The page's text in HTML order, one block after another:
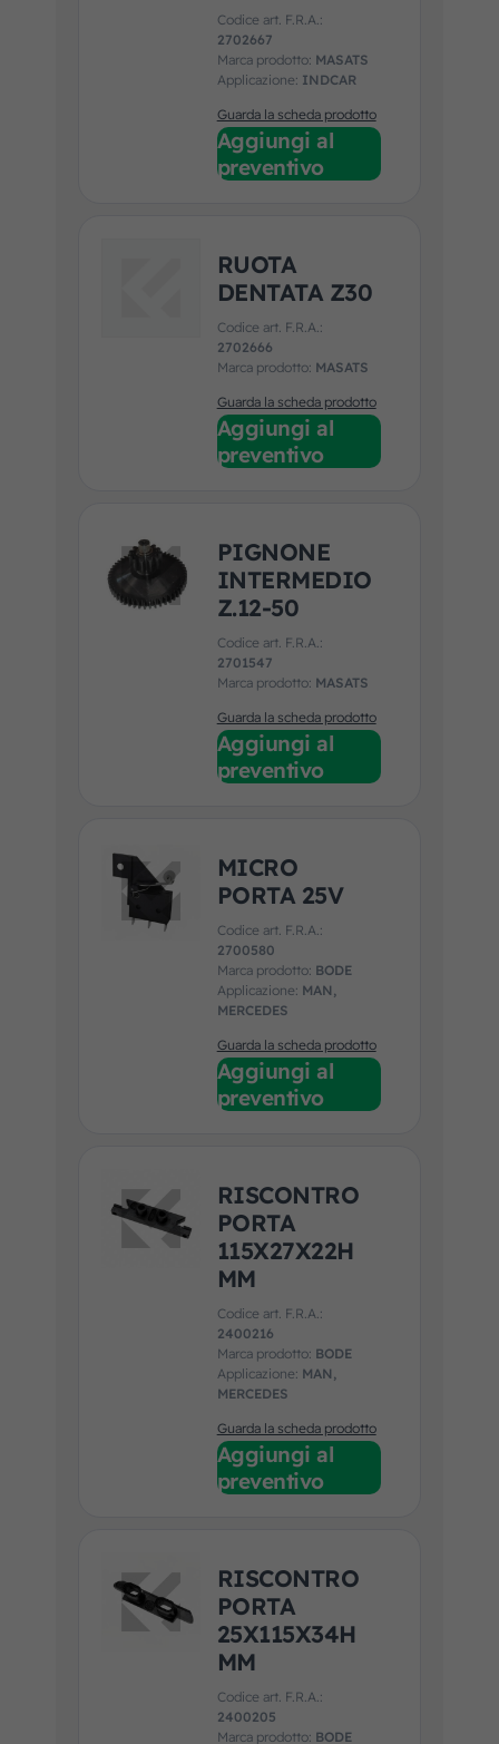
Codice art. F.R.A.:
2702667
Marca prodotto: MASATS
Applicazione: INDCAR
Guarda la scheda prodotto
Aggiungi al
preventivo
RUOTA
DENTATA Z30
Codice art. F.R.A.:
2702666
Marca prodotto: MASATS
Guarda la scheda prodotto
Aggiungi al
preventivo
PIGNONE
INTERMEDIO
Z.12-50
Codice art. F.R.A.:
2701547
Marca prodotto: MASATS
Guarda la scheda prodotto
Aggiungi al
preventivo
MICRO
PORTA 25V
Codice art. F.R.A.:
2700580
Marca prodotto: BODE
Applicazione: MAN,
MERCEDES
Guarda la scheda prodotto
Aggiungi al
preventivo
RISCONTRO
PORTA
115X27X22H
MM
Codice art. F.R.A.:
2400216
Marca prodotto: BODE
Applicazione: MAN,
MERCEDES
Guarda la scheda prodotto
Aggiungi al
preventivo
RISCONTRO
PORTA
25X115X34H
MM
Codice art. F.R.A.:
2400205
Marca prodotto: BODE